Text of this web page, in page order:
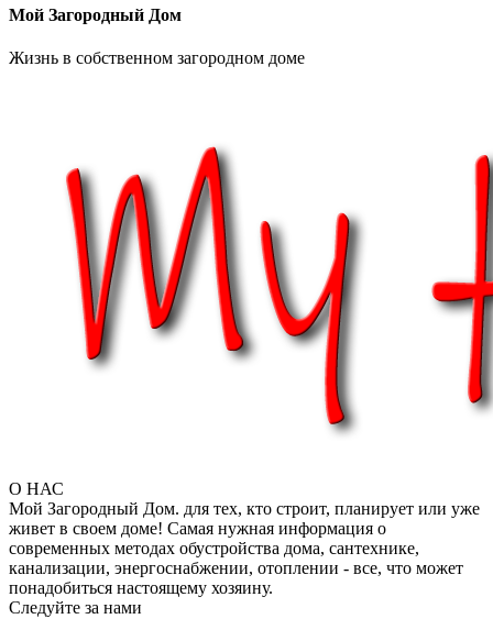
Мой Загородный Дом
Жизнь в собственном загородном доме
О НАС
Мой Загородный Дом. для тех, кто строит, планирует или уже
живет в своем доме! Самая нужная информация о
современных методах обустройства дома, сантехнике,
канализации, энергоснабжении, отоплении - все, что может
понадобиться настоящему хозяину.
Следуйте за нами